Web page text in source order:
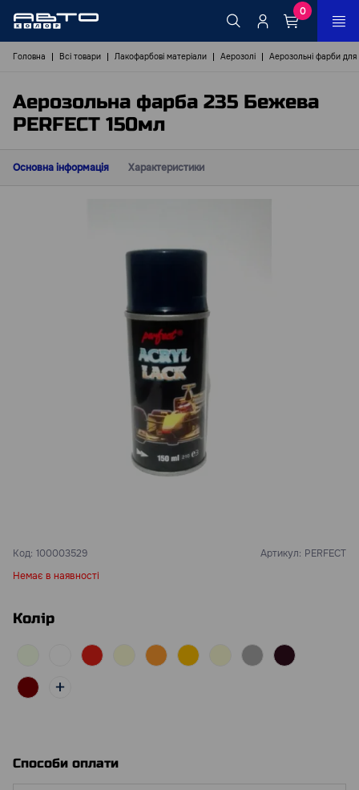
0
Головна Всі товари Лакофарбові матеріали Аерозолі Аерозольні фарби для
Аерозольна фарба 235 Бежева
PERFECT 150мл
Основна інформація Характеристики
Код: 100003529 Артикул: PERFECT
Немає в наявності
Колір
Способи оплати